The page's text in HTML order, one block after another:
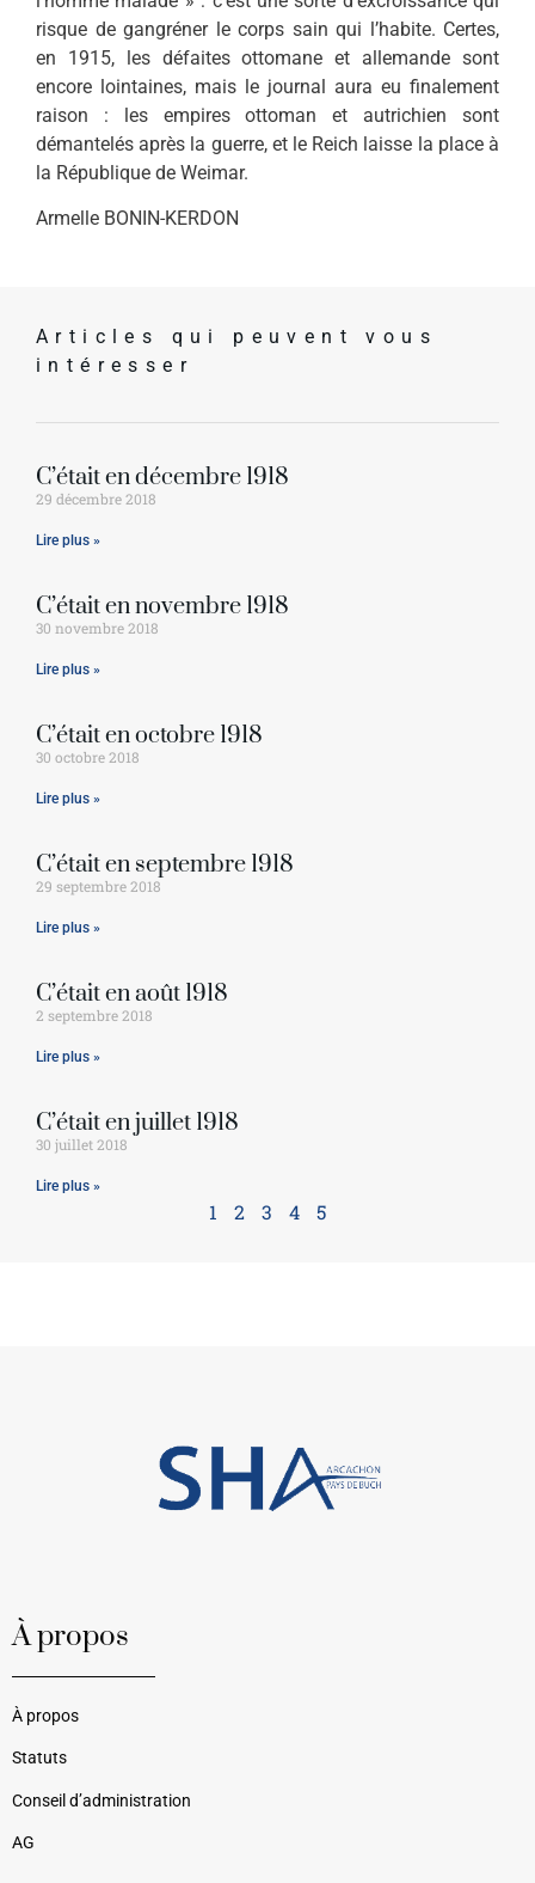
risque de gangréner le corps sain qui l’habite. Certes,
en 1915, les défaites ottomane et allemande sont
encore lointaines, mais le journal aura eu finalement
raison : les empires ottoman et autrichien sont
démantelés après la guerre, et le Reich laisse la place à
la République de Weimar.
Armelle BONIN-KERDON
Articles qui peuvent vous
intéresser
C’était en décembre 1918
29 décembre 2018
Lire plus »
C’était en novembre 1918
30 novembre 2018
Lire plus »
C’était en octobre 1918
30 octobre 2018
Lire plus »
C’était en septembre 1918
29 septembre 2018
Lire plus »
C’était en août 1918
2 septembre 2018
Lire plus »
C’était en juillet 1918
30 juillet 2018
Lire plus »
1 2 3 4 5
À propos
À propos
Statuts
Conseil d’administration
AG